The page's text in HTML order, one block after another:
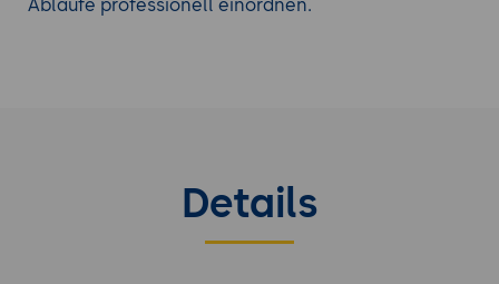
Abläufe professionell einordnen.
Details